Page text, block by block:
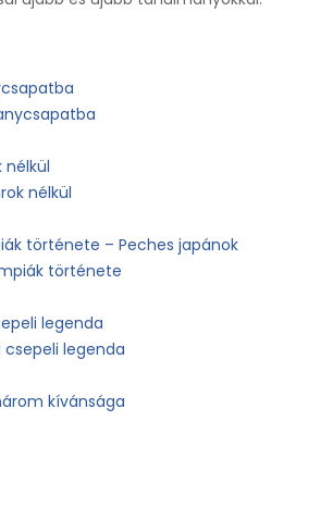
nélkül
története – Peches japánok
története
legenda
csepeli legenda
kívánsága